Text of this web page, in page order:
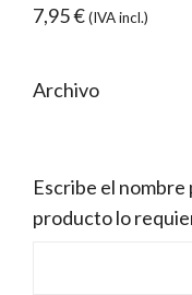
7,95€(IVA incl.)
Archivo
Escribe el nombre
producto lo